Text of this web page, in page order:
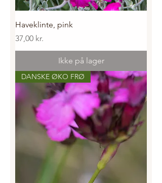
Haveklinte, pink
Pris
37,00 kr.
Ikke på lager
DANSKE ØKO FRØ